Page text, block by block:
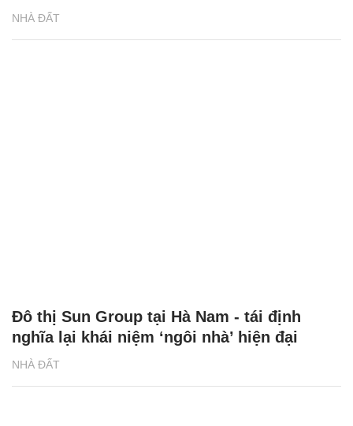
NHÀ ĐẤT
NHÀ ĐẤT
Đô thị Sun Group tại Hà Nam - tái định
nghĩa lại khái niệm ‘ngôi nhà’ hiện đại